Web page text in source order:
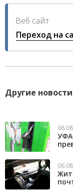
Веб сайт
Переход на
Другие